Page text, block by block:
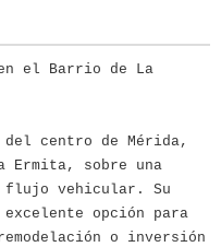
el Barrio de La
del centro de Mérida,
sobre una
flujo vehicular. Su
opción para
o inversión